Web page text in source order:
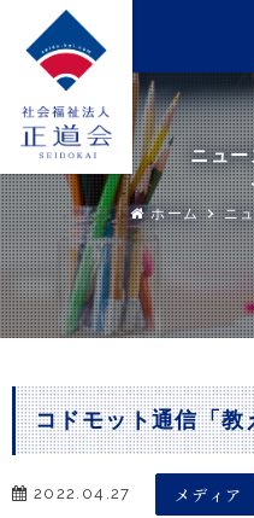
ニュ
ホーム ニ
コドモット通信「教
2022.04.27 メディア